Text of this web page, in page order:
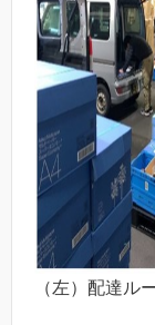
（左）配達